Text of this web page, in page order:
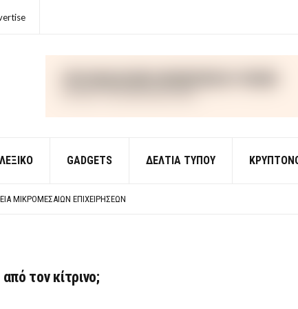
ΛΕΞΙΚΌ GADGETS ΔΕΛΤΙΑ ΤΥΠΟΥ
ΜΙΚΡΟΜΕΣΑΊΩΝ ΕΠΙΧΕΙΡΉΣΕΩΝ
ΑΠΑΝΤΉΣΕΙΣ
τον κίτρινο;